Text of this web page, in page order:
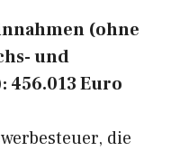
(ohne
und
456.013 Euro
die